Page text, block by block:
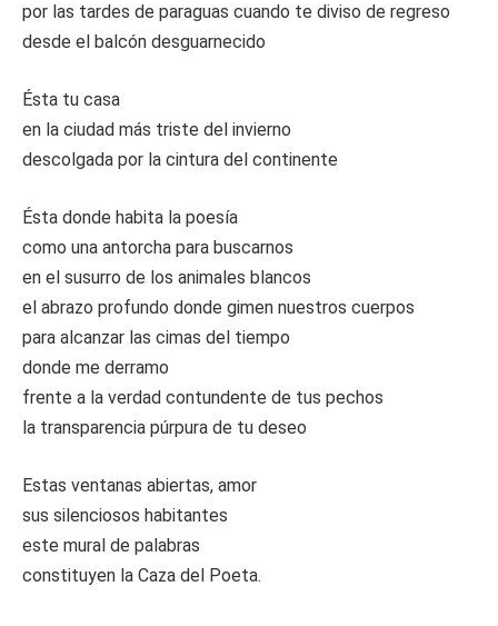
por las tardes de paraguas cuando te diviso de regreso
desde el balcón desguarnecido
Ésta tu casa
en la ciudad más triste del invierno
descolgada por la cintura del continente
Ésta donde habita la poesía
como una antorcha para buscarnos
en el susurro de los animales blancos
el abrazo profundo donde gimen nuestros cuerpos
para alcanzar las cimas del tiempo
donde me derramo
frente a la verdad contundente de tus pechos
la transparencia púrpura de tu deseo
Estas ventanas abiertas, amor
sus silenciosos habitantes
este mural de palabras
constituyen la Caza del Poeta.